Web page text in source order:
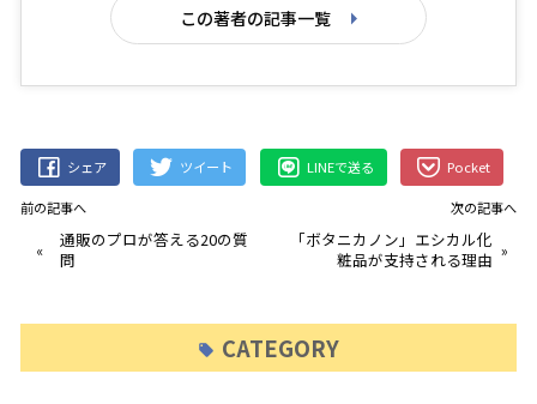
この著者の記事一覧
シェア ツイート LINEで送る Pocket
前の記事へ
«
通販のプロが答える20の質
問
次の記事へ
「ボタニカノン」エシカル化
粧品が支持される理由 »
CATEGORY